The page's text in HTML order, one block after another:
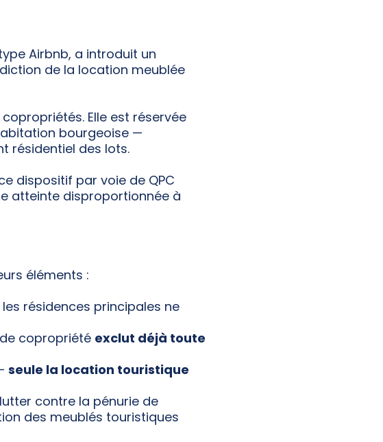
Airbnb, a introduit un
de la location meublée
Elle est réservée
bourgeoise —
résidentiel des lots.
dispositif par voie de QPC
atteinte disproportionnée à
éléments :
résidences principales ne
copropriété exclut déjà toute
seule la location touristique
contre la pénurie de
des meublés touristiques